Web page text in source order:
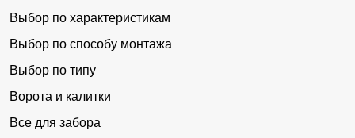
Выбор по характеристикам
Выбор по способу монтажа
Выбор по типу
Ворота и калитки
Все для забора